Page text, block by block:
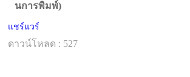
นการพิมพ์)
แชร์แวร์
ดาวน์โหลด : 527